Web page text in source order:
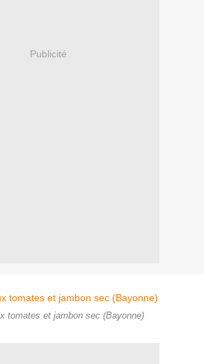
Publicité
tomates et jambon sec (Bayonne)